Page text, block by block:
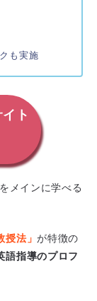
も実施
ト
をメインに学べる
授法」が特徴の
語指導のプロフ